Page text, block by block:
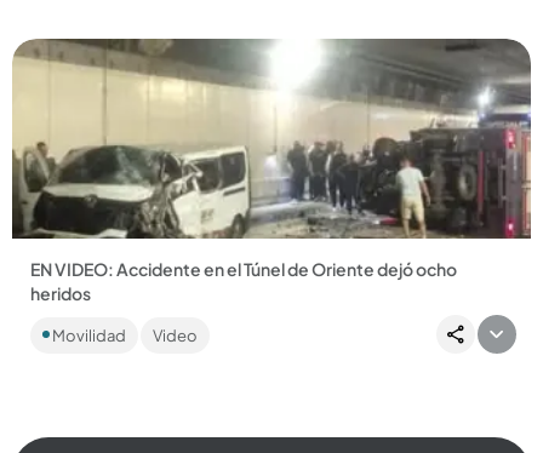
Compartir Noticia
EN VIDEO: Accidente en el Túnel de Oriente dejó ocho
heridos
cerrada más de dos horas. ...
Movilidad Video